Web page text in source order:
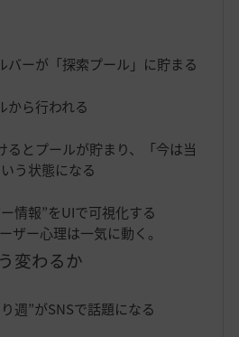
バーが「探索プール」に貯まる
から行われる
るとプールが貯まり、「今は当
う状態になる
情報”をUIで可視化する
ザー心理は一気に動く。
変わるか
週”がSNSで話題になる